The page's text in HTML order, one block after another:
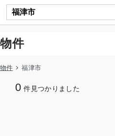
件
件 福津市
0 件見つかりました